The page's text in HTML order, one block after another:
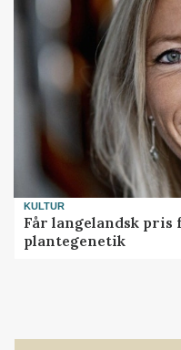
KULTUR
Får langelandsk
plantegenetik